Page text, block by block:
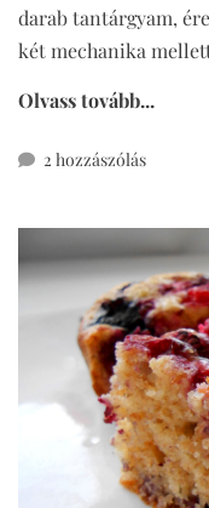
darab tantárgyam,
két mechanika
Olvass tovább...
2 hozzászólásteljes
sajtos
rúd
című